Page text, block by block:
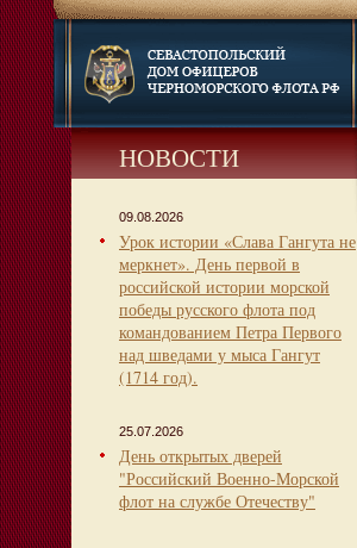
НОВОСТИ
09.08.2026
Урок истории «Слава Гангута не
меркнет». День первой в
российской истории морской
победы русского флота под
командованием Петра Первого
над шведами у мыса Гангут
(1714 год).
25.07.2026
День открытых дверей
"Российский Военно-Морской
флот на службе Отечеству"